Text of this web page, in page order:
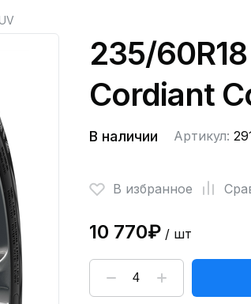
235/
Cordiant
В наличии Артикул:
В избранное
10 770₽/ шт